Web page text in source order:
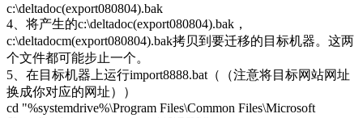
c:\deltadoc(export080804).bak
4、将产生的c:\deltadoc(export080804).bak，
c:\deltadocm(export080804).bak拷贝到要迁移的目标机器。这两
个文件都可能步止一个。
5、在目标机器上运行import8888.bat（（注意将目标网站网址
换成你对应的网址））
cd "%systemdrive%\Program Files\Common Files\Microsoft